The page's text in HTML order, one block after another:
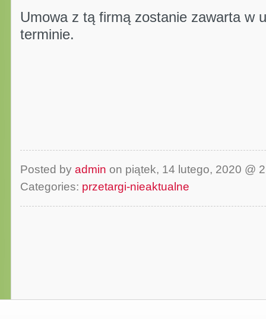
Umowa z tą firmą zostanie zawarta w
terminie.
Posted by admin on piątek, 14 lutego, 2020 @
Categories: przetargi-nieaktualne